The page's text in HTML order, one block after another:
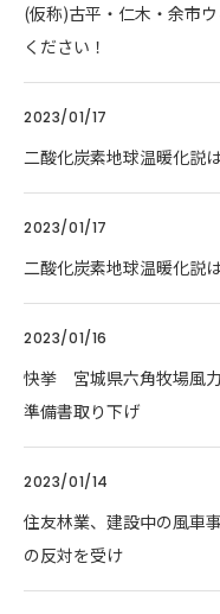
(仮称)古平・仁木・余市
ください！
2023/01/17
二酸化炭素地球温暖化説
2023/01/17
二酸化炭素地球温暖化説
2023/01/16
快挙 宮城県六角牧場風
準備書取り下げ
2023/01/14
住友林業、建設中の風車
の反対を受け